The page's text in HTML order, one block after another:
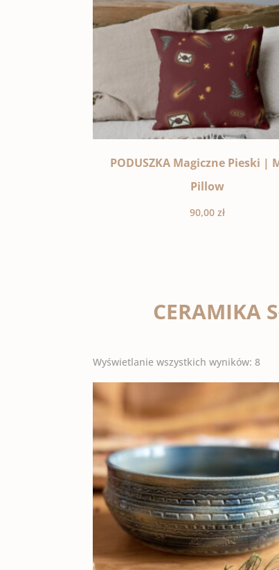
PODUSZKA Magiczne Pieski |
Pillow
90,00zł
CERAMIKA
Wyświetlanie wszystkich wyników: 8